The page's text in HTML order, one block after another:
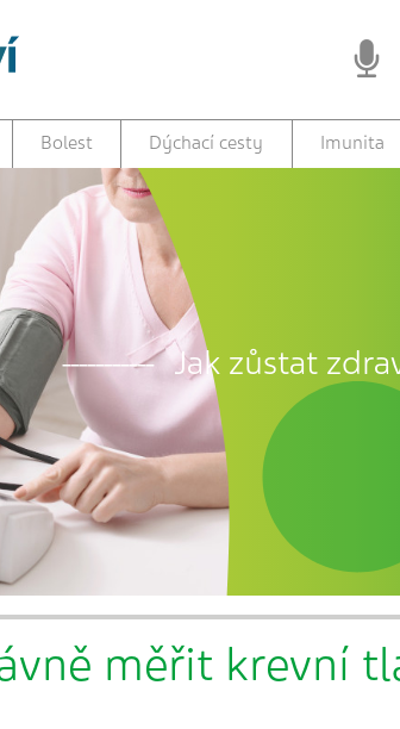
Bolest Dýchací cesty Imunita
Jak zůstat
měřit krevní